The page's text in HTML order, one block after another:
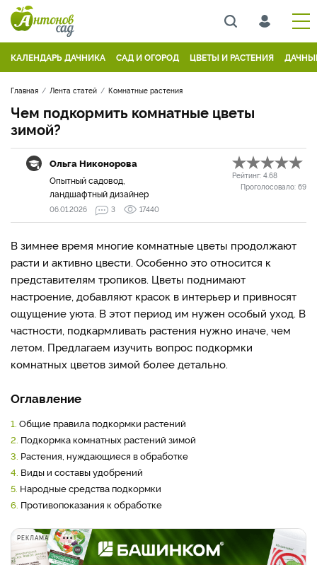
КАЛЕНДАРЬ ДАЧНИКА САД И ОГОРОД ЦВЕТЫ И РАСТЕНИЯ
Главная Лента статей Комнатные растения
Чем подкормить комнатные цветы
зимой?
Ольга Никонорова
Опытный садовод,
ландшафтный дизайнер
Рейтинг: 4.68
Проголосовало: 69
06.01.2026 3 17440
В зимнее время многие комнатные цветы продолжают
расти и активно цвести. Особенно это относится к
представителям тропиков. Цветы поднимают
настроение, добавляют красок в интерьер и привносят
ощущение уюта. В этот период им нужен особый уход. В
частности, подкармливать растения нужно иначе, чем
летом. Предлагаем изучить вопрос подкормки
комнатных цветов зимой более детально.
Оглавление
1. Общие правила подкормки растений
2. Подкормка комнатных растений зимой
3. Растения, нуждающиеся в обработке
4. Виды и составы удобрений
5. Народные средства подкормки
6. Противопоказания к обработке
РЕКЛАМА